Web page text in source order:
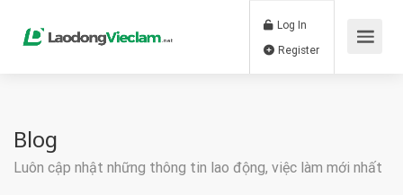
Log In
Blog
Luôn cập nhật những thông tin lao động, việc làm mới nhất